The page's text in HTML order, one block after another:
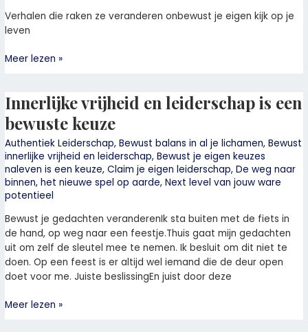
Verhalen die raken ze veranderen onbewust je eigen kijk op je
leven
Meer lezen »
Innerlijke vrijheid en leiderschap is een
bewuste keuze
Authentiek Leiderschap,Bewust balans in al je lichamen,Bewust
innerlijke vrijheid en leiderschap,Bewust je eigen keuzes
naleven is een keuze,Claim je eigen leiderschap,De weg naar
binnen,het nieuwe spel op aarde,Next level van jouw ware
potentieel
Bewust je gedachten veranderenIk sta buiten met de fiets in
de hand, op weg naar een feestje.Thuis gaat mijn gedachten
uit om zelf de sleutel mee te nemen. Ik besluit om dit niet te
doen. Op een feest is er altijd wel iemand die de deur open
doet voor me. Juiste beslissingEn juist door deze
Innerlijke
vrijheid
en
leiderschap
is
een
bewuste
keuze
Meer lezen »